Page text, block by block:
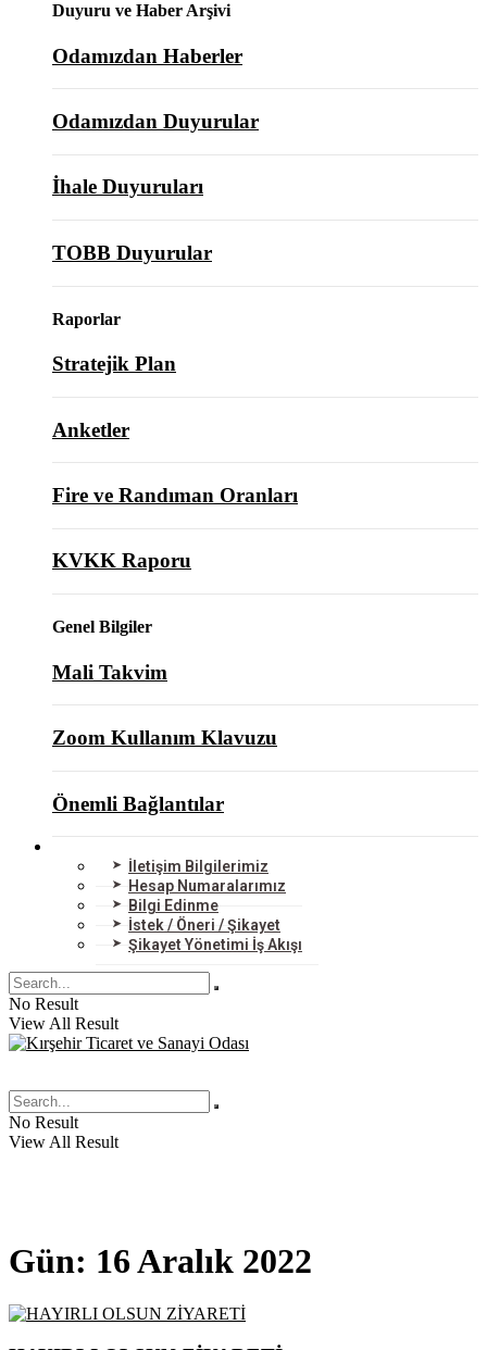
Duyuru ve Haber Arşivi
Odamızdan Haberler
Odamızdan Duyurular
İhale Duyuruları
TOBB Duyurular
Raporlar
Stratejik Plan
Anketler
Fire ve Randıman Oranları
KVKK Raporu
Genel Bilgiler
Mali Takvim
Zoom Kullanım Klavuzu
Önemli Bağlantılar
İletişim Bilgilerimiz
Hesap Numaralarımız
Bilgi Edinme
İstek / Öneri / Şikayet
Şikayet Yönetimi İş Akışı
No Result
View All Result
No Result
View All Result
Gün: 16 Aralık 2022